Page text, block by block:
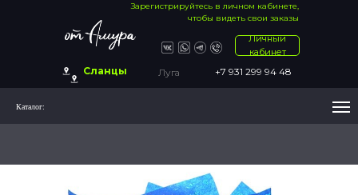
+7 931 299 94 48
Луга
Сланцы
Личный
кабинет
Зарегистрируйтесь в личном кабинете,
чтобы видеть свои заказы
Каталог: